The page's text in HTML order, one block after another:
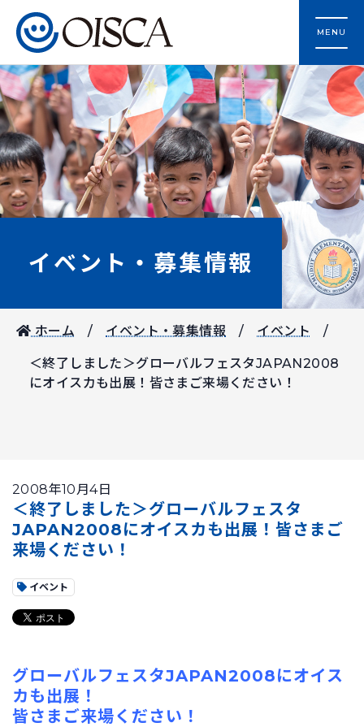
MENU
イベント・募集情報
ホーム イベント・募集情報 イベント
＜終了しました＞グローバルフェスタJAPAN2008
にオイスカも出展！皆さまご来場ください！
2008年10月4日
＜終了しました＞グローバルフェスタ
JAPAN2008にオイスカも出展！皆さまご
来場ください！
イベント
グローバルフェスタJAPAN2008にオイス
カも出展！
皆さまご来場ください！